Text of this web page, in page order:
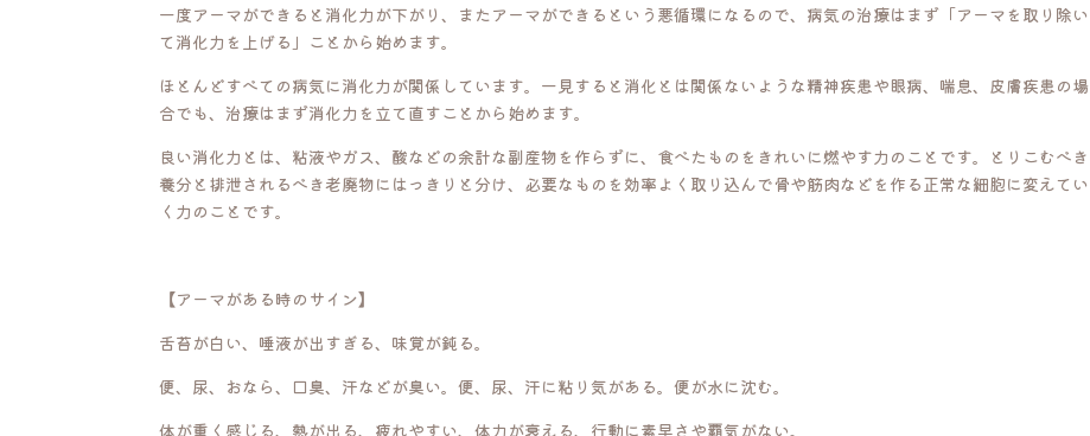
一度アーマができると消化力が下がり、またアーマができるという悪循環になるので、病気の治療はまず「アーマを取り除い
て消化力を上げる」ことから始めます。
ほとんどすべての病気に消化力が関係しています。一見すると消化とは関係ないような精神疾患や眼病、喘息、皮膚疾患の場
合でも、治療はまず消化力を立て直すことから始めます。
良い消化力とは、粘液やガス、酸などの余計な副産物を作らずに、食べたものをきれいに燃やす力のことです。とりこむべき
養分と排泄されるべき老廃物にはっきりと分け、必要なものを効率よく取り込んで骨や筋肉などを作る正常な細胞に変えてい
く力のことです。
【アーマがある時のサイン】
舌苔が白い、唾液が出すぎる、味覚が鈍る。
便、尿、おなら、口臭、汗などが臭い。便、尿、汗に粘り気がある。便が水に沈む。
体が重く感じる、熱が出る、疲れやすい、体力が衰える、行動に素早さや覇気がない。